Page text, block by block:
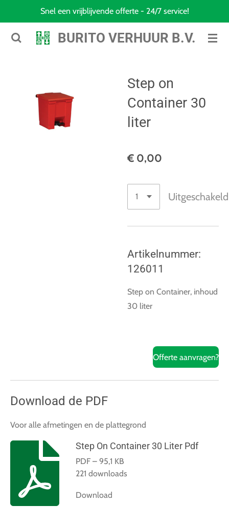
naar
BURITO VERHUUR B.V.
Snel een vrijblijvende offerte - 24/7 service!
Step on
Container 30
liter
€ 0,00
Uitgeschakeld
Artikelnummer:
126011
Step on Container, inhoud
30 liter
Offerte aanvragen?
Download de PDF
Voor alle afmetingen en de plattegrond
Step On Container 30 Liter Pdf
PDF – 95,1 KB
221 downloads
Download